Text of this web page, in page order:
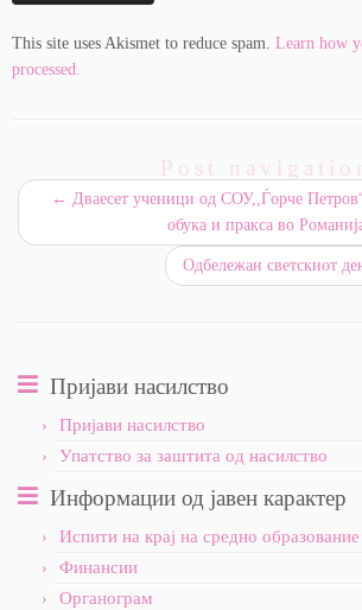
This site uses Akismet to reduce spam. Learn how
processed.
Post
← Дваесет ученици од СОУ,,Ѓорче
обука и пракса во
Одбележан светскиот
Пријави насилство
Пријави насилство
Упатство за заштита од насилство
Информации од јавен карактер
Испити на крај на средно образование
Финансии
Органограм